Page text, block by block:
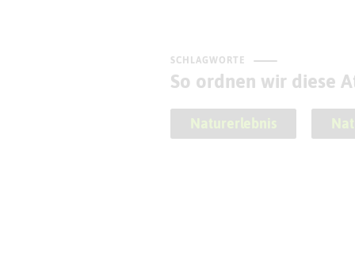
SCHLAGWORTE
So ordnen wir diese
Naturerlebnis